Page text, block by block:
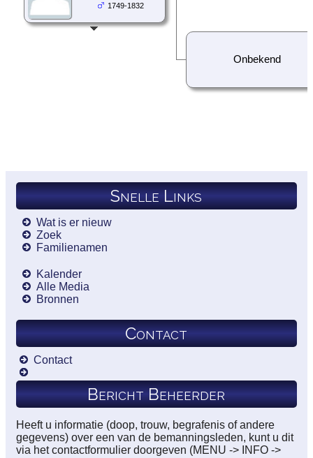
1749-1832
Onbekend
Snelle Links
Wat is er nieuw
Zoek
Familienamen
Kalender
Alle Media
Bronnen
Contact
Contact
Bericht Beheerder
Heeft u informatie (doop, trouw, begrafenis of andere
gegevens) over een van de bemanningsleden, kunt u dit
via het contactformulier doorgeven (MENU -> INFO ->